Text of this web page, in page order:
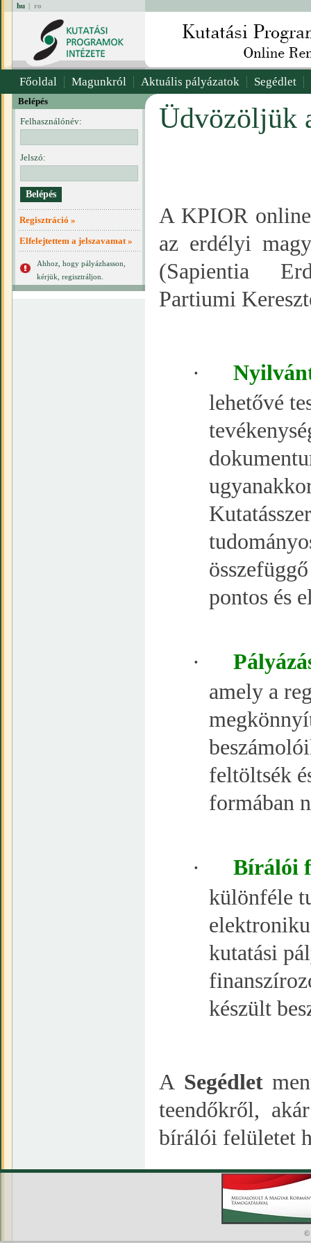
hu | ro
Főoldal Magunkról Aktuális pályázatok Segédlet
Belépés
Felhasználónév:
Jelszó:
Regisztráció »
Elfelejtettem a jelszavamat »
Ahhoz, hogy pályázhasson,
kérjük, regisztráljon.
Üdvözöljük
A KPIOR
az erdélyi
(Sapientia
Partiumi
·
lehetővé
pontos és
·
amely a
feltöltsék
formában
·
Bírálói
különféle
kutatási
készült
A Segédlet
teendőkről,
bírálói felületet
©